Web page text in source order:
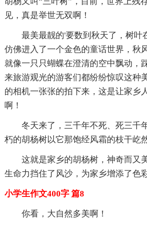
见，真是举世无双啊！
最美最靓的'要数到秋天了，树叶
仿佛进入了一个金色的童话世界，秋
就像一只只蝴蝶在澄清的空中飘动，
来旅游观光的游客们都纷纷惊叹这种
的相机一张张的拍下来，这是让家乡
啊！
冬天来了，三千年不死、死三千
朽的胡杨树以它那饱经风霜的枝干屹
这就是家乡的胡杨树，神奇而又
生命力挡住了风沙，为家乡增添了色
小学生作文400字 篇8
你看，大自然多美啊！